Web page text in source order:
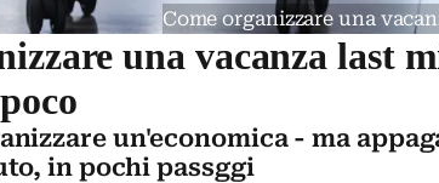
Come organizzare una
una vacanza last
un'economica - ma
in pochi passggi